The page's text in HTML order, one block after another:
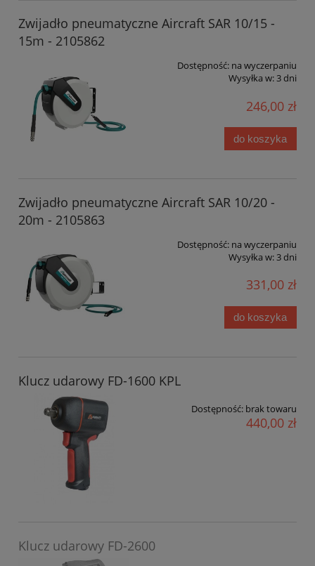
Zwijadło pneumatyczne Aircraft SAR 10/15 -
15m - 2105862
Dostępność: na wyczerpaniu
Wysyłka w:3 dni
246,00 zł
do koszyka
Zwijadło pneumatyczne Aircraft SAR 10/20 -
20m - 2105863
Dostępność: na wyczerpaniu
Wysyłka w:3 dni
331,00 zł
do koszyka
Klucz udarowy FD-1600 KPL
Dostępność: brak towaru
440,00 zł
Klucz udarowy FD-2600